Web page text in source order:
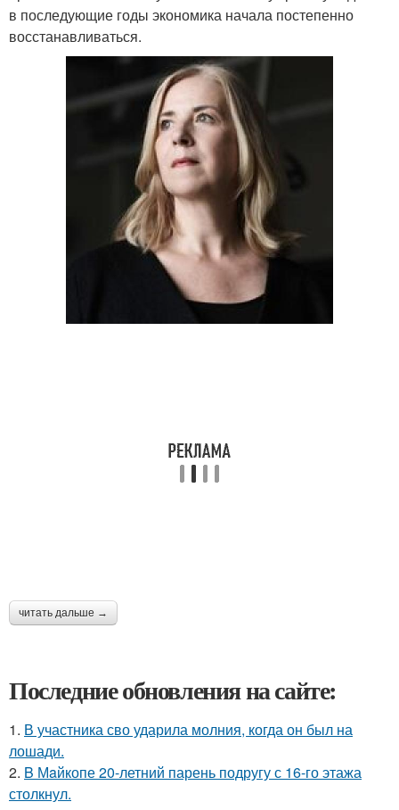
в последующие годы экономика начала постепенно
восстанавливаться.
читать дальше →
Последние обновления на сайте:
1. В участника сво ударила молния, когда он был на
лошади.
2. B Мaйкопе 20-летний парень подругу с 16-го этажа
столкнул.